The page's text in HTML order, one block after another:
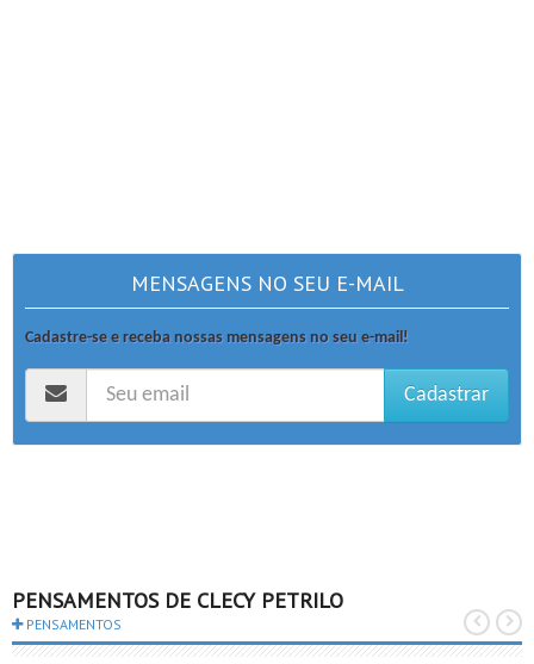
MENSAGENS NO SEU E-MAIL
Cadastre-se e receba nossas mensagens no seu e-mail!
Cadastrar
PENSAMENTOS DE CLECY PETRILO
PENSAMENTOS